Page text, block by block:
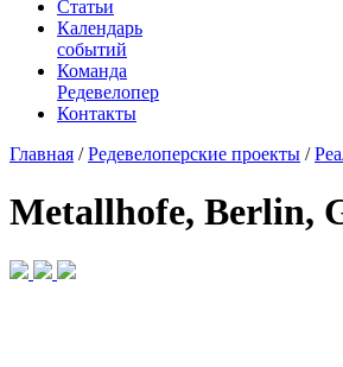
Статьи
Календарь
событий
Команда
Редевелопер
Контакты
Главная /Редевелоперские проекты /
Metallhofe, Berlin,